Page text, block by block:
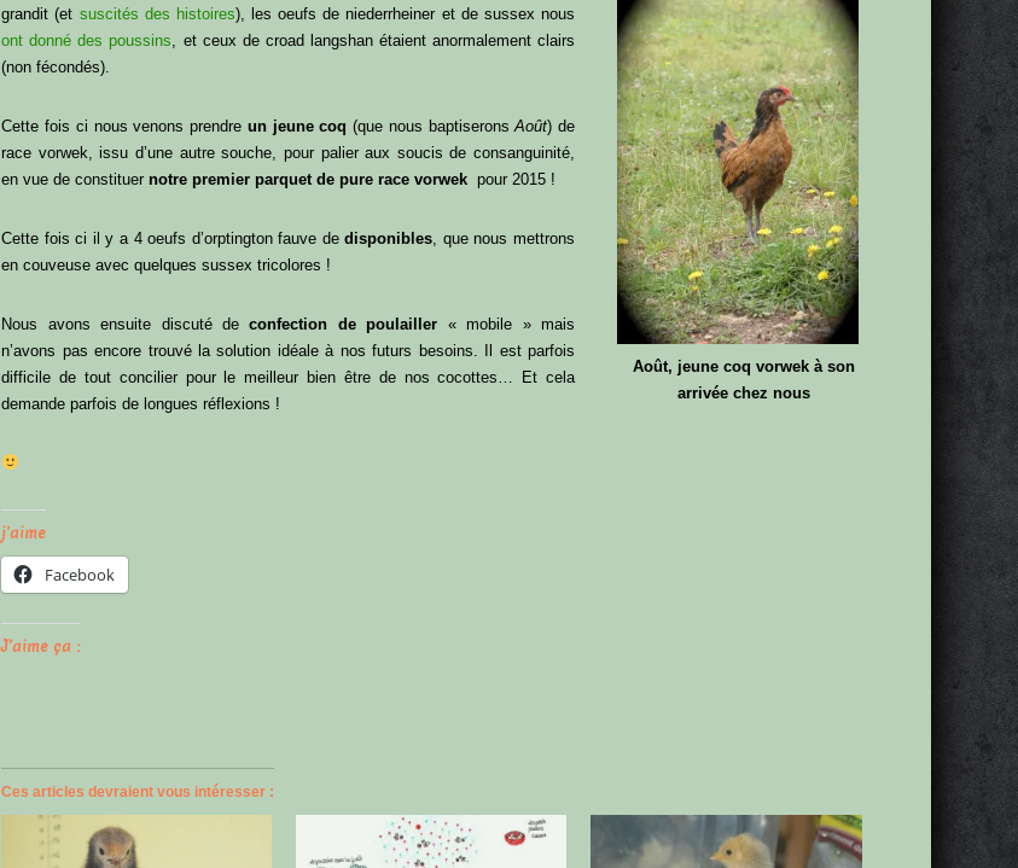
Août, jeune coq vorwek à son
arrivée chez nous
grandit (et suscités des histoires), les oeufs de niederrheiner et de sussex nous
ont donné des poussins , et ceux de croad langshan étaient anormalement clairs
(non fécondés).
Cette fois ci nous venons prendre un jeune coq (que nous baptiseronsAoût) de
race vorwek, issu d’une autre souche, pour palier aux soucis de consanguinité,
en vue de constituer notre premier parquet de pure race vorwek pour 2015 !
Cette fois ci il y a 4 oeufs d’orptington fauve dedisponibles , que nous mettrons
en couveuse avec quelques sussex tricolores !
Nous avons ensuite discuté deconfection de poulailler « mobile » mais
n’avons pas encore trouvé la solution idéale à nos futurs besoins. Il est parfois
difficile de tout concilier pour le meilleur bien être de nos cocottes… Et cela
demande parfois de longues réflexions !
j'aime
Facebook
J’aime ça :
Ces articles devraient vous intéresser :